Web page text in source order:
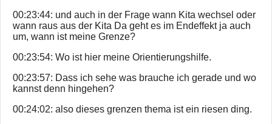
00:23:44: und auch in der Frage wann Kita wechsel oder
wann raus aus der Kita Da geht es im Endeffekt ja auch
um, wann ist meine Grenze?
00:23:54: Wo ist hier meine Orientierungshilfe.
00:23:57: Dass ich sehe was brauche ich gerade und wo
kannst denn hingehen?
00:24:02: also dieses grenzen thema ist ein riesen ding.